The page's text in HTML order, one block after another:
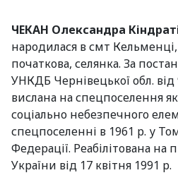
ЧЕКАН Олександра
народилася в смт Кельменці,
початкова, селянка. За
УНКДБ Чернівецької обл. від
вислана на спецпоселення
соціально небезпечного
спецпоселенні в 1961 р. у
Федерації. Реабілітована на
України від 17 квітня 1991 р.